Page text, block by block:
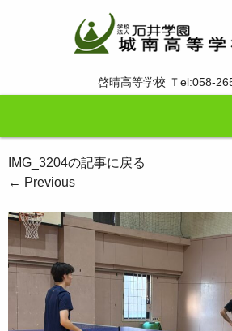
啓晴高等学校 Ｔel:058-
IMG_3204の記事に戻る
← Previous